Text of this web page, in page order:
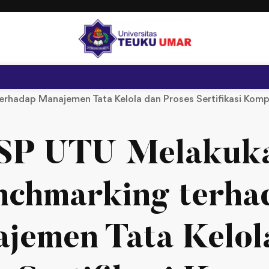
Manajemen Tata Kelola dan Proses Sertifikasi
UTU
Tata